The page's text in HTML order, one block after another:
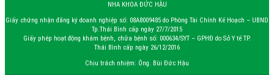
NHA KHOA ĐỨC HẬU
Giấy chứng nhận đăng ký doanh nghiệp số: 08A8009485 do Phòng Tài Chính Kế Hoạch – UBND
Tp.Thái Bình cấp ngày 27/7/2015
Giấy phép hoạt động khám bệnh, chữa bệnh số: 000634/SYT – GPHĐ do Sở Y tế TP.
Thái Bình cấp ngày 26/12/2016
Chịu trách nhiệm: Ông. Bùi Đức Hậu